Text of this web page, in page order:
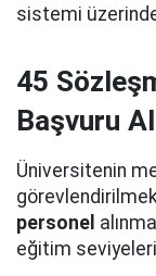
sistemi
45
Başvuru
Üniversitenin
personel
eğitim